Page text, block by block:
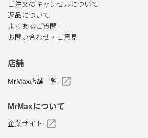
ご注文のキャンセルについて
返品について
よくあるご質問
お問い合わせ・ご意見
店舗
MrMax店舗一覧
MrMaxについて
企業サイト